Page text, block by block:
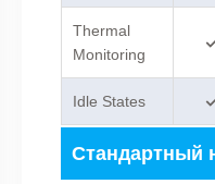
Thermal
Monitoring
Idle States
Стандартный